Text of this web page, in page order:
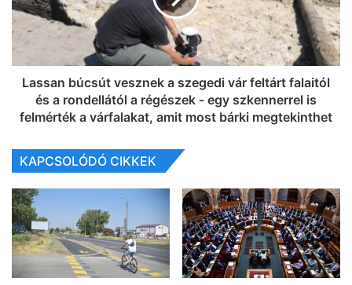
Lassan búcsút vesznek a szegedi vár feltárt falaitól
és a rondellától a régészek - egy szkennerrel is
felmérték a várfalakat, amit most bárki megtekinthet
KAPCSOLÓDÓ CIKKEK